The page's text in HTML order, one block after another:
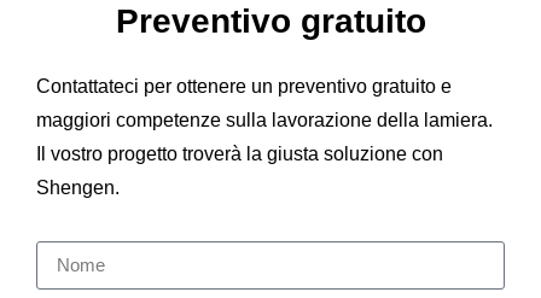
Preventivo gratuito
Contattateci per ottenere un preventivo gratuito e
maggiori competenze sulla lavorazione della lamiera.
Il vostro progetto troverà la giusta soluzione con
Shengen.